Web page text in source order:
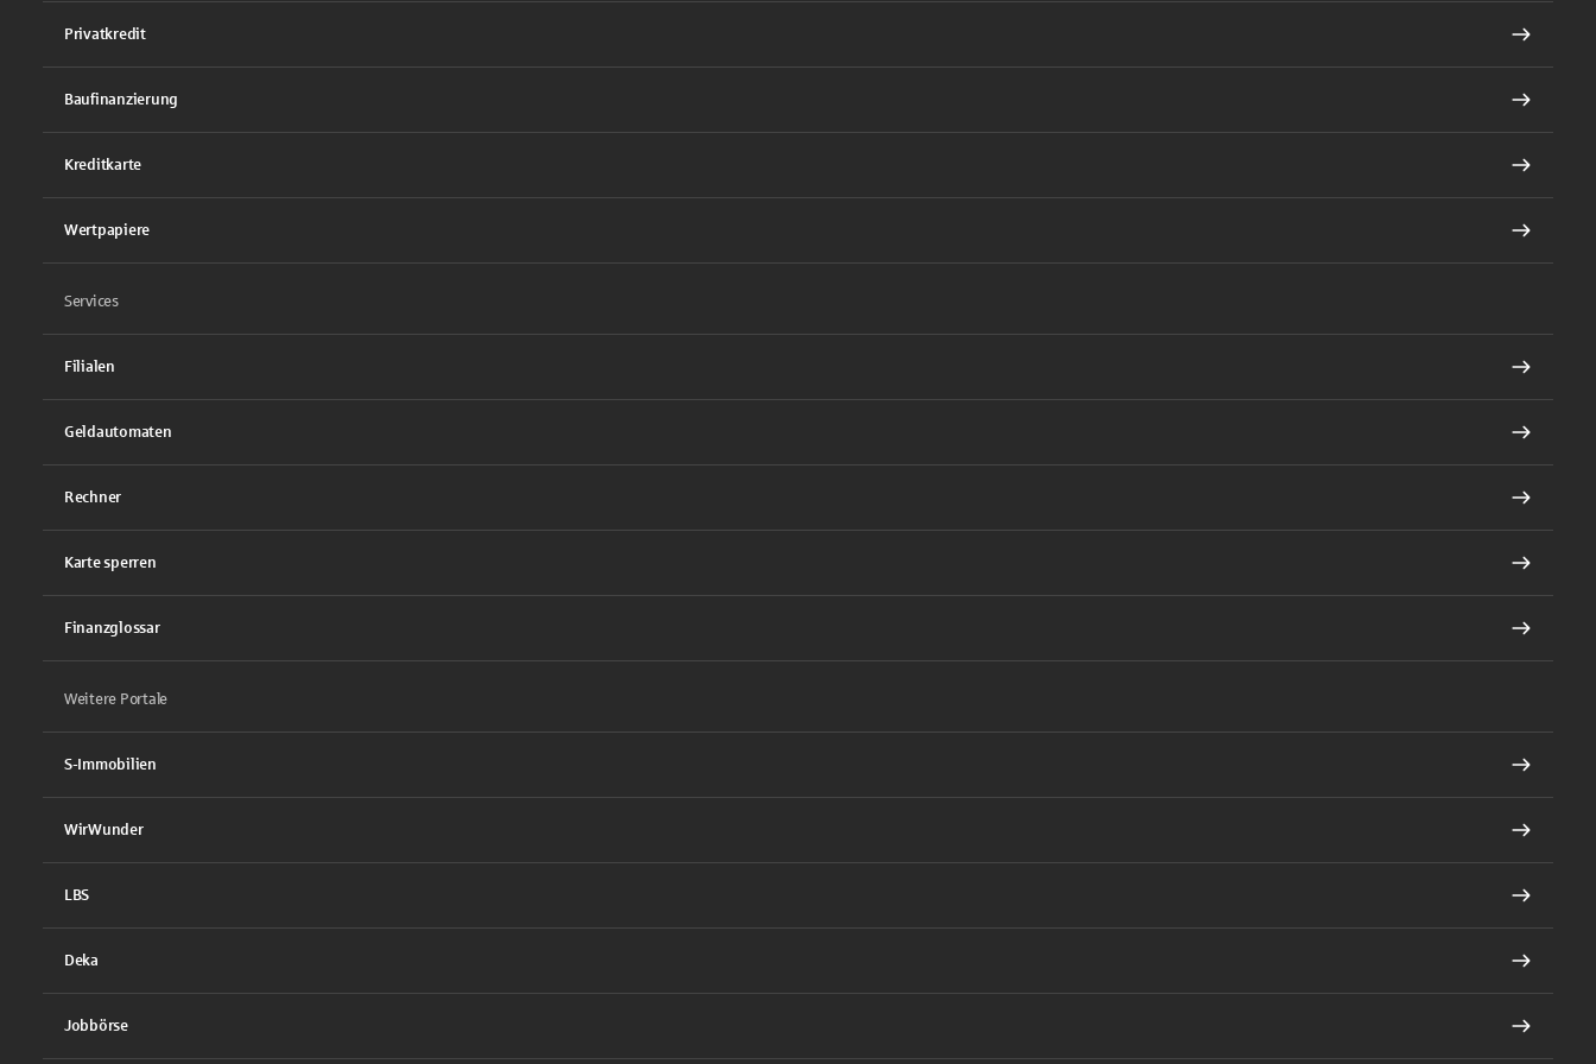
Privatkredit
Baufinanzierung
Kreditkarte
Wertpapiere
Services
Filialen
Geldautomaten
Rechner
Karte sperren
Finanzglossar
Weitere Portale
S-Immobilien
WirWunder
LBS
Deka
Jobbörse